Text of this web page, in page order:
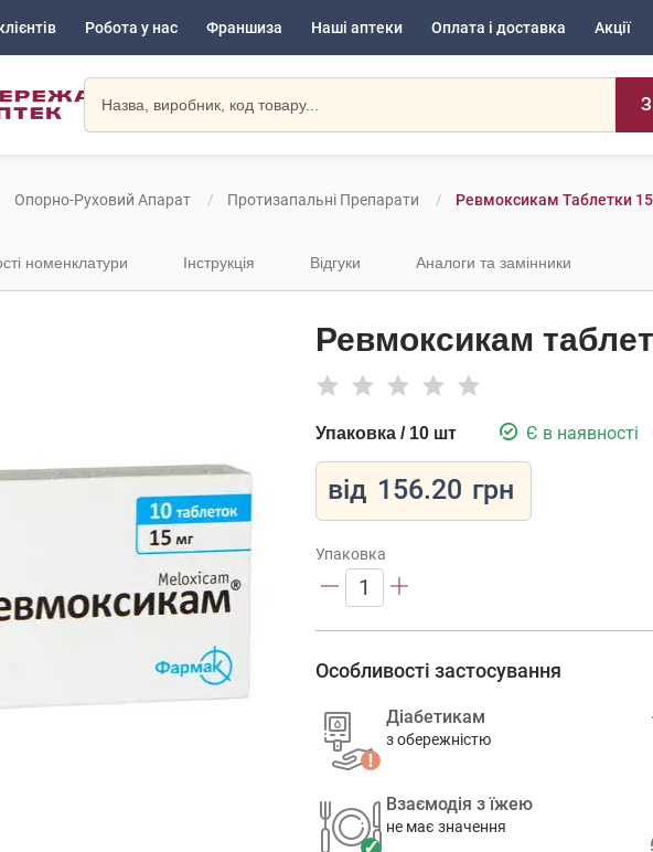
Робота у нас Франшиза Наші аптеки Оплата і доставка Акції
Опорно-Руховий Апарат Протизапальні Препарати Ревмоксикам Таблетки
номенклатури Інструкція Відгуки Аналоги та замінники
Ревмоксикам
Упаковка / 10 шт Є в наявності
від 156.20 грн
Упаковка
1
Особливості застосування
Діабетикам
з обережністю
Взаємодія з їжею
не має значення